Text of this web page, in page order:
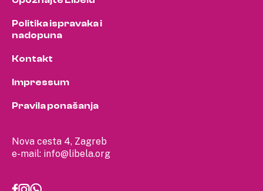
Nova cesta 4, Zagreb
e-mail: info@libela.org
Politika ispravaka i
nadopuna
Kontakt
Impressum
Pravila ponašanja